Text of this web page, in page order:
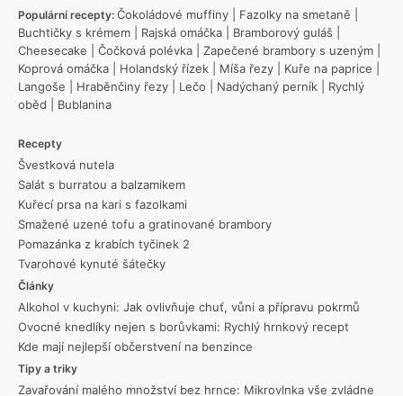
Populární recepty: Čokoládové muffiny Fazolky na smetaně
Buchtičky s krémem
Rajská omáčka Bramborový guláš
Cheesecake
Čočková polévka Zapečené brambory s uzeným
Koprová omáčka
Holandský řízek Míša řezy Kuře na paprice
Langoše
Hraběnčiny řezy Lečo Nadýchaný perník
Rychlý
oběd
Bublanina
Recepty
Švestková nutela
Salát s burratou a balzamikem
Kuřecí prsa na kari s fazolkami
Smažené uzené tofu a gratinované brambory
Pomazánka z krabích tyčinek 2
Tvarohové kynuté šátečky
Články
Alkohol v kuchyni: Jak ovlivňuje chuť, vůni a přípravu pokrmů
Ovocné knedlíky nejen s borůvkami: Rychlý hrnkový recept
Kde mají nejlepší občerstvení na benzince
Tipy a triky
Zavařování malého množství bez hrnce: Mikrovlnka vše zvládne